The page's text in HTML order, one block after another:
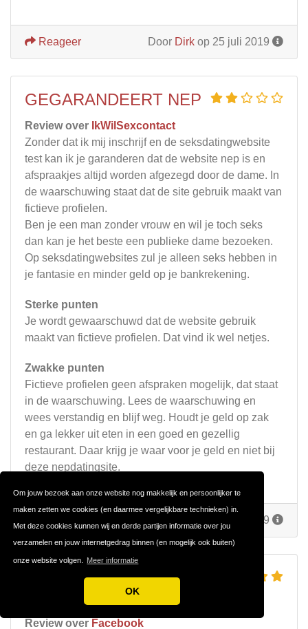
Om jouw bezoek aan onze website nog makkelijk en persoonlijker te
maken zetten we cookies (en daarmee vergelijkbare technieken) in.
Met deze cookies kunnen wij en derde partijen informatie over jou
verzamelen en jouw internetgedrag binnen (en mogelijk ook buiten)
onze website volgen. Meer informatie
OK
Door Dirk op 25 juli 2019
Reageer
GEGARANDEERT NEP
Review over
IkWilSexcontact
Zonder dat ik mij inschrijf en de seksdatingwebsite
test kan ik je garanderen dat de website nep is en
afspraakjes altijd worden afgezegd door de dame. In
de waarschuwing staat dat de site gebruik maakt van
fictieve profielen.
Ben je een man zonder vrouw en wil je toch seks
dan kan je het beste een publieke dame bezoeken.
Op seksdatingwebsites zul je alleen seks hebben in
je fantasie en minder geld op je bankrekening.
Sterke punten
Je wordt gewaarschuwd dat de website gebruik
maakt van fictieve profielen. Dat vind ik wel netjes.
Zwakke punten
Fictieve profielen geen afspraken mogelijk, dat staat
in de waarschuwing. Lees de waarschuwing en
wees verstandig en blijf weg. Houdt je geld op zak
en ga lekker uit eten in een goed en gezellig
restaurant. Daar krijg je waar voor je geld en niet bij
deze nepdatingsite.
op 20 juni 2019
FACEBOOK DATING
DIT KAN JE VERWACHTEN
Review over Facebook